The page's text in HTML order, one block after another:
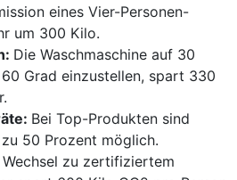
eines Vier-Personen-
um 300 Kilo.
Die Waschmaschine auf 30
Grad einzustellen, spart 330
Bei Top-Produkten sind
50 Prozent möglich.
zu zertifiziertem